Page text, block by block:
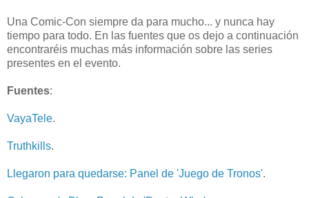
Una Comic-Con siempre da para mucho... y nunca hay
tiempo para todo. En las fuentes que os dejo a continuación
encontraréis muchas más información sobre las series
presentes en el evento.
Fuentes:
VayaTele.
Truthkills.
Llegaron para quedarse: Panel de 'Juego de Tronos'.